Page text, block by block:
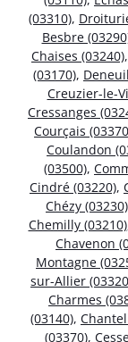
(03310),
Besbre
Chaises (03240),
(03170),
Creuzier-le-
Cressanges
Courçais
Coulandon
(03500),
Cindré (03220),
Chézy (03230)
Chemilly (03210)
Chavenon
Montagne
sur-Allier
Charmes
(03140),
(03370),